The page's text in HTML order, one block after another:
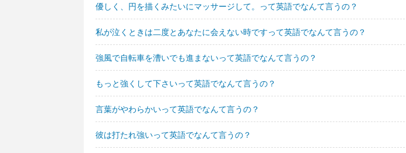
優しく、円を描くみたいにマッサージして。って英語でなんて言うの？
私が泣くときは二度とあなたに会えない時ですって英語でなんて言うの？
強風で自転車を漕いでも進まないって英語でなんて言うの？
もっと強くして下さいって英語でなんて言うの？
言葉がやわらかいって英語でなんて言うの？
彼は打たれ強いって英語でなんて言うの？